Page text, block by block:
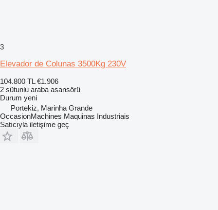
3
Elevador de Colunas 3500Kg 230V
104.800 TL €1.906
2 sütunlu araba asansörü
Durum yeni
Portekiz, Marinha Grande
OccasionMachines Maquinas Industriais
Satıcıyla iletişime geç